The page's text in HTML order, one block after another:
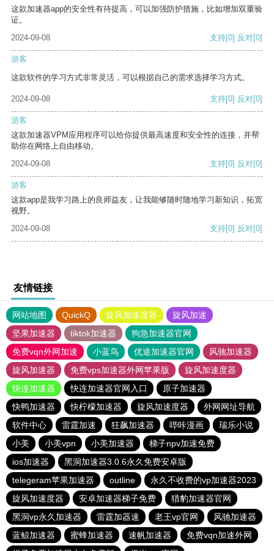
这款加速器app的安全性有待提高，可以加强防护措施，比如增加双重验
证。
2024-09-08
支持[0] 反对[0]
游客
这款软件的学习方式非常灵活，可以根据自己的需求选择学习方式。
2024-09-08 支持[0] 反对[0]
游客
这款加速器VPM应用程序可以给你提供最高速度和安全性的连接，并帮
助你在网络上自由移动。
2024-09-08
支持[0] 反对[0]
游客
这款app是我学习路上的良师益友，让我能够随时随地学习新知识，拓宽
视野。
2024-09-08
支持[0] 反对[0]
友情链接
网站地图 QuickQ 旋风加速度器
旋风加速
坚果加速器
tiktok加速器
狗急加速器官网
免费vqn外网加速
小蓝鸟 优途加速器官网
风驰加速器
旋风加速器
免费vps加速器外网苹果版
旋风加速度器
快连加速器
快连加速器官网入口
原子加速器
快鸭加速器
快柠檬加速器 旋风加速度器
外网网址导航
软件中心
雷霆加速 狂飙加速器 哔咔漫画
瑞乐小说
小美
小美vpn 小美加速器
梯子npv加速免费
ios加速器
黑洞加速器3.0.6永久免费安卓版
telegeram苹果加速器
outline
永久不收费的vp加速器2023
旋风加速度器
安卓加速器梯子免费
猎豹加速器官网
黑洞vp永久加速器
雷霆加器速 老王vp官网
风驰加速器
蓝鲸加速器
蜜蜂加速器 速帆加速器
免费vqn加速外网